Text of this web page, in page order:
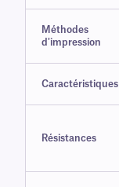
Méthodes
d'impression
Caractéristiques
Résistances